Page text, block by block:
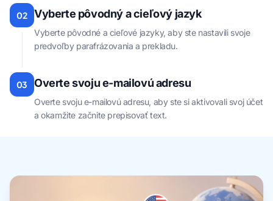
02 Vyberte pôvodný a cieľový jazyk
Vyberte pôvodné a cieľové jazyky, aby ste nastavili svoje
predvoľby parafrázovania a prekladu.
03 Overte svoju e-mailovú adresu
Overte svoju e-mailovú adresu, aby ste si aktivovali svoj účet
a okamžite začnite prepisovať text.